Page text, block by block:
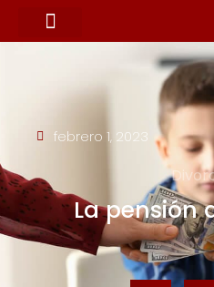
febrero 1, 2023
La pensión